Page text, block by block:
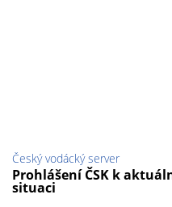
Český vodácký server
Prohlášení ČSK k
situaci